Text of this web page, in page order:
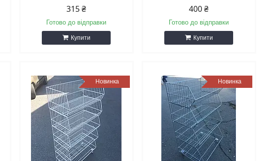
315 ₴
Готово до відправки
Купити
400 ₴
Готово до відправки
Купити
Новинка Новинка